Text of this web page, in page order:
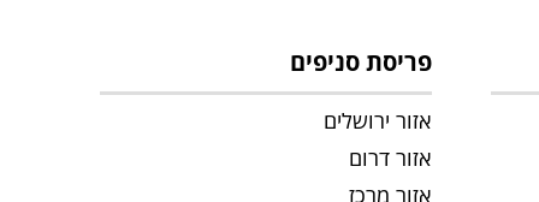
פריסת סניפים
אזור ירושלים
אזור דרום
אזור מרכז